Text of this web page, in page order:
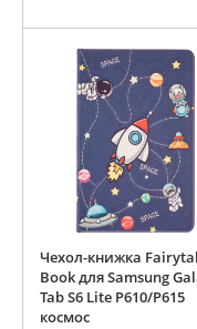
Чехол-книжка
Book для Samsung
Tab S6 Lite P610/P615
космос